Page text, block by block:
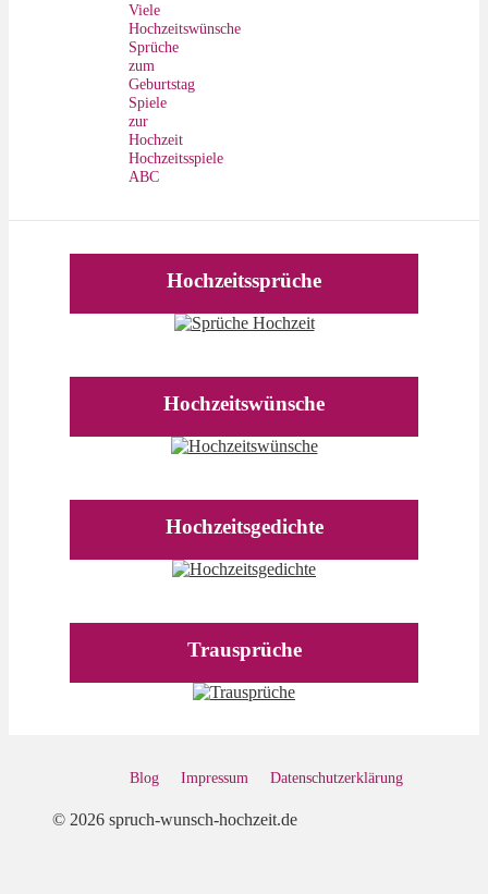
Viele
Hochzeitswünsche
Sprüche
zum
Geburtstag
Spiele
zur
Hochzeit
Hochzeitsspiele
ABC
Hochzeitssprüche
Hochzeitswünsche
Hochzeitsgedichte
Trausprüche
Blog Impressum Datenschutz­erklärung
© 2026 spruch-wunsch-hochzeit.de